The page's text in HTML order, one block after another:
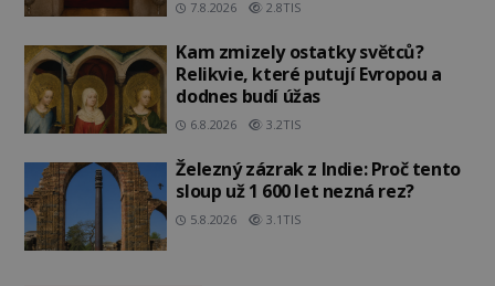
7.8.2026 2.8TIS
Kam zmizely ostatky světců?
Relikvie, které putují Evropou a
dodnes budí úžas
6.8.2026 3.2TIS
Železný zázrak z Indie: Proč tento
sloup už 1 600 let nezná rez?
5.8.2026 3.1TIS